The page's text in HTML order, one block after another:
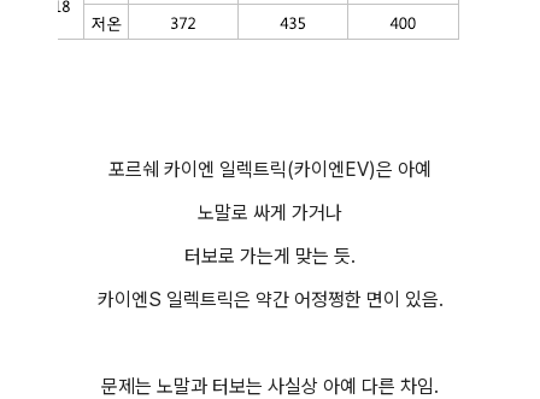
포르쉐 카이엔 일렉트릭(카이엔EV)은 아예
노말로 싸게 가거나
터보로 가는게 맞는 듯.
카이엔S 일렉트릭은 약간 어정쩡한 면이 있음.
문제는 노말과 터보는 사실상 아예 다른 차임.